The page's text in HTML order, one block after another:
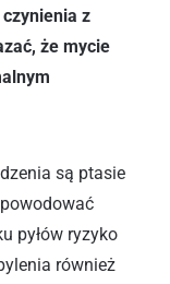
z
że mycie
są ptasie
pyłów ryzyko
również